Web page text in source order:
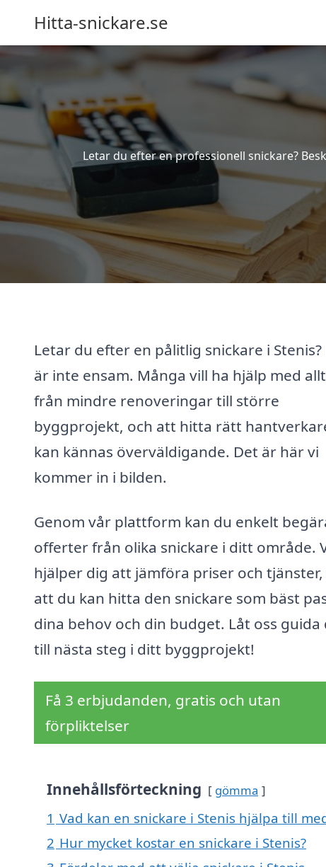
Hitta-snickare.se
Letar du efter en professionell snickare?
Letar du efter en pålitlig snickare i Stenis?
är inte ensam. Många vill ha hjälp med allt
från mindre renoveringar till större
byggprojekt, och att hitta rätt
kan kännas överväldigande. Det är här vi
kommer in i bilden.
Genom vår plattform kan du enkelt
offerter från olika snickare i ditt område.
hjälper dig att jämföra priser och tjänster,
att du kan hitta den snickare som bäst
dina behov och din budget. Låt oss guida
till nästa steg i ditt byggprojekt!
Få 3 erbjudanden, gratis och utan
förpliktelser
Innehållsförteckning gömma
1 Vad kan en snickare i Stenis hjälpa till
2 Hur mycket kostar en snickare i Stenis?